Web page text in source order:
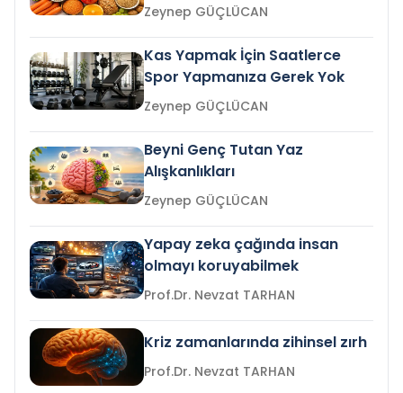
Zeynep GÜÇLÜCAN
Kas Yapmak İçin Saatlerce
Spor Yapmanıza Gerek Yok
Zeynep GÜÇLÜCAN
Beyni Genç Tutan Yaz
Alışkanlıkları
Zeynep GÜÇLÜCAN
Yapay zeka çağında insan
olmayı koruyabilmek
Prof.Dr. Nevzat TARHAN
Kriz zamanlarında zihinsel zırh
Prof.Dr. Nevzat TARHAN